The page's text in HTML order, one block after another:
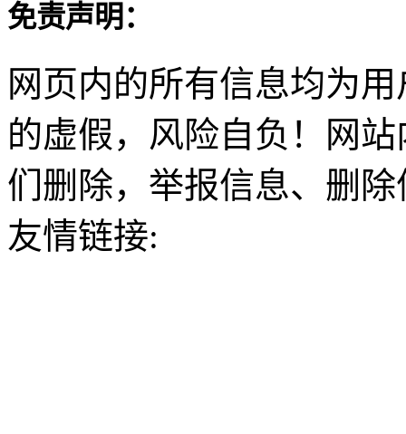
免责声明：
网页内的所有信息均为
的虚假，风险自负！网
们删除，举报信息、删
友情链接: